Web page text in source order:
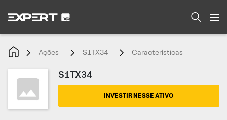
Ações S1TX34 Características
S1TX34
INVESTIR NESSE ATIVO